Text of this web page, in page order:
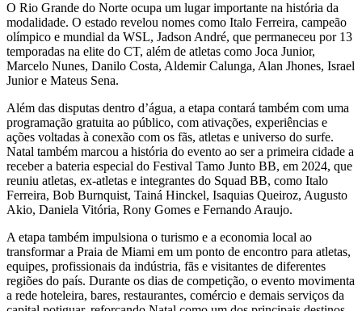
O Rio Grande do Norte ocupa um lugar importante na história da
modalidade. O estado revelou nomes como Italo Ferreira, campeão
olímpico e mundial da WSL, Jadson André, que permaneceu por 13
temporadas na elite do CT, além de atletas como Joca Junior,
Marcelo Nunes, Danilo Costa, Aldemir Calunga, Alan Jhones, Israel
Junior e Mateus Sena.
Além das disputas dentro d’água, a etapa contará também com uma
programação gratuita ao público, com ativações, experiências e
ações voltadas à conexão com os fãs, atletas e universo do surfe.
Natal também marcou a história do evento ao ser a primeira cidade a
receber a bateria especial do Festival Tamo Junto BB, em 2024, que
reuniu atletas, ex-atletas e integrantes do Squad BB, como Italo
Ferreira, Bob Burnquist, Tainá Hinckel, Isaquias Queiroz, Augusto
Akio, Daniela Vitória, Rony Gomes e Fernando Araujo.
A etapa também impulsiona o turismo e a economia local ao
transformar a Praia de Miami em um ponto de encontro para atletas,
equipes, profissionais da indústria, fãs e visitantes de diferentes
regiões do país. Durante os dias de competição, o evento movimenta
a rede hoteleira, bares, restaurantes, comércio e demais serviços da